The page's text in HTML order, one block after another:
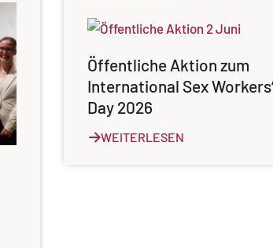
Öffentliche Aktion zum
International Sex
Day 2026
WEITERLESEN